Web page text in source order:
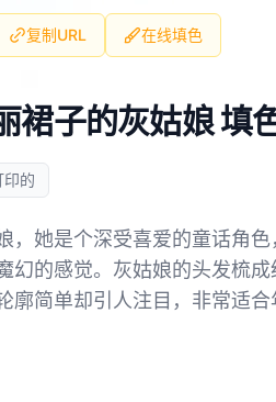
复制URL 在线填色
裙子的灰姑娘 填
印的
，她是个深受喜爱的童话角
幻的感觉。灰姑娘的头发梳
廓简单却引人注目，非常适合